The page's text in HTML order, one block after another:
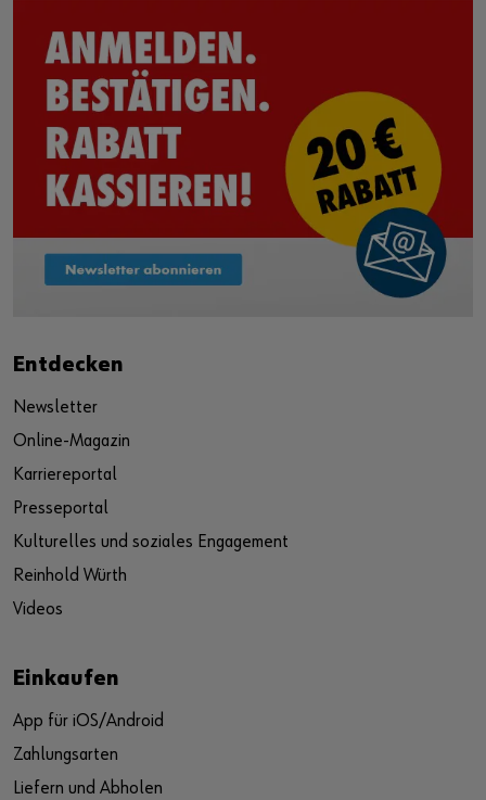
Entdecken
Newsletter
Online-Magazin
Karriereportal
Presseportal
Kulturelles und soziales Engagement
Reinhold Würth
Videos
Einkaufen
App für iOS/Android
Zahlungsarten
Liefern und Abholen